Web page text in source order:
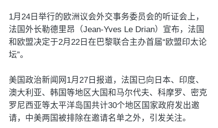
1月24日举行的欧洲议会外交事务委员会的听证会上，
法国外长勒德里昂（Jean-Yves Le Drian）宣布，法国
和欧盟决定于2月22日在巴黎联合主办首届“欧盟印太论
坛”。
美国政治新闻网1月27日报道，法国已向日本、印度、
澳大利亚、韩国等地区大国和马尔代夫、科摩罗、密克
罗尼西亚等太平洋岛国共计30个地区国家政府发出邀
请，中美两国被排除在邀请名单之外，引发关注。